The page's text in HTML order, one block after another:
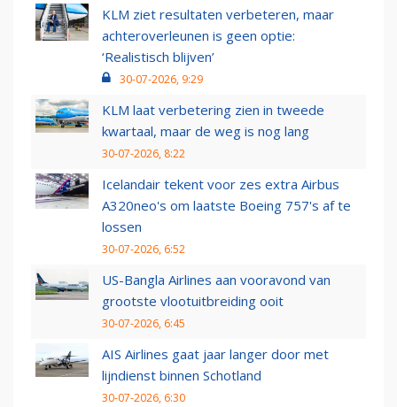
KLM ziet resultaten verbeteren, maar
achteroverleunen is geen optie:
‘Realistisch blijven’
30-07-2026, 9:29
KLM laat verbetering zien in tweede
kwartaal, maar de weg is nog lang
30-07-2026, 8:22
Icelandair tekent voor zes extra Airbus
A320neo's om laatste Boeing 757's af te
lossen
30-07-2026, 6:52
US-Bangla Airlines aan vooravond van
grootste vlootuitbreiding ooit
30-07-2026, 6:45
AIS Airlines gaat jaar langer door met
lijndienst binnen Schotland
30-07-2026, 6:30